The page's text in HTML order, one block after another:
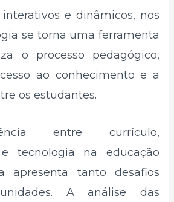
e dinâmicos, nos
se torna uma ferramenta
o processo pedagógico,
ao conhecimento e a
os estudantes.
entre currículo,
tecnologia na educação
apresenta tanto desafios
A análise das